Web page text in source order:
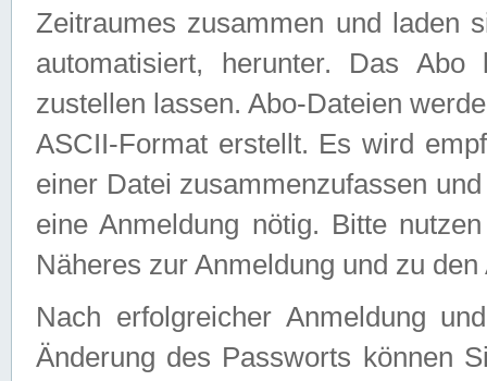
Zeitraumes zusammen und laden
automatisiert, herunter. Das
zustellen lassen. Abo-Dateien
ASCII-Format erstellt. Es wird
einer Datei zusammenzufassen
eine Anmeldung nötig. Bitte
Näheres zur Anmeldung und zu
Nach erfolgreicher Anmeldung
Änderung des Passworts können